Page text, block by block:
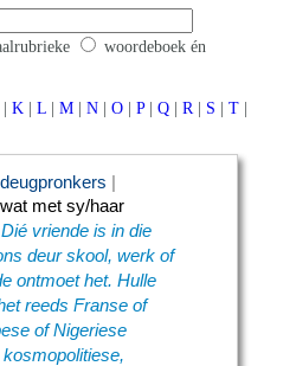
woordeboek én
| K | L | M | N | O | P | Q | R | S | T |
deugpronkers |
met sy/haar
Dié vriende is in die
deur skool, werk of
ontmoet het. Hulle
reeds Franse of
of Nigeriese
kosmopolitiese,